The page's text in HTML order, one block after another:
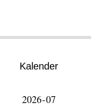
Kalender